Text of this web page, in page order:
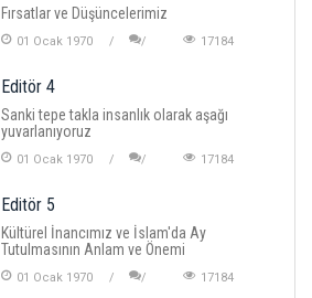
Fırsatlar ve Düşüncelerimiz
01 Ocak 1970 17184
Editör 4
Sanki tepe takla insanlık olarak aşağı
yuvarlanıyoruz
01 Ocak 1970 17184
Editör 5
Kültürel İnancımız ve İslam'da Ay
Tutulmasının Anlam ve Önemi
01 Ocak 1970 17184